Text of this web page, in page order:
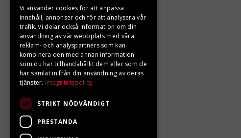
Ångra ditt köp
0680-103 60
info@ljungbergsmotor.se
Kolgatan 1C, 842 31 Sveg
Vi använder cookies för att anpassa
innehåll, annonser och för att analysera vår
trafik. Vi delar också information om din
användning av vår webbplats med våra
reklam- och analyspartners som kan
kombinera den med annan information
som du har tillhandahållit dem eller som de
har samlat in från din användning av deras
tjänster. Integritetspolicy
STRIKT NÖDVÄNDIGT
PRESTANDA